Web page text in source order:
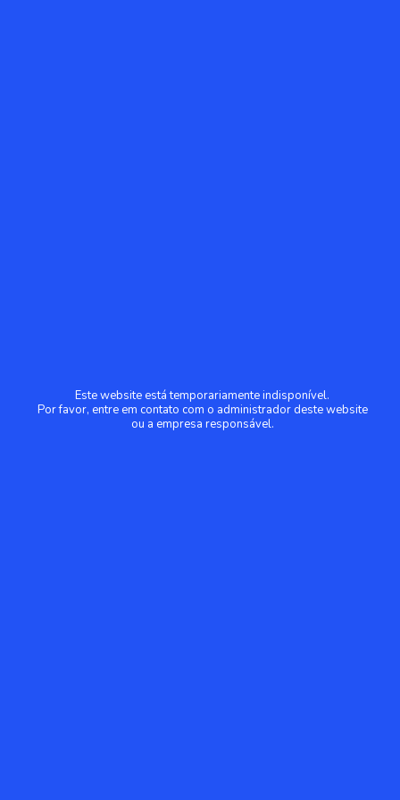
Este website está temporariamente indisponível.
Por favor, entre em contato com o administrador deste website
ou a empresa responsável.